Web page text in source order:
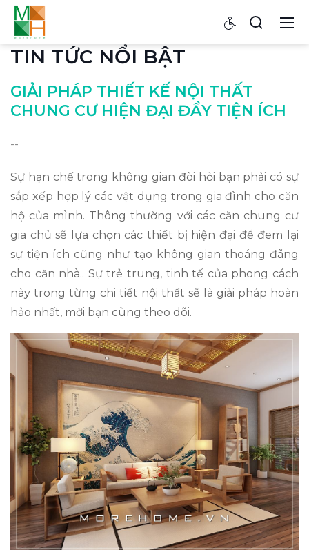
TIN TỨC NỔI BẬT
GIẢI PHÁP THIẾT KẾ NỘI THẤT
CHUNG CƯ HIỆN ĐẠI ĐẦY TIỆN ÍCH
--
Sự hạn chế trong không gian đòi hỏi bạn phải có sự
sắp xếp hợp lý các vật dụng trong gia đình cho căn
hộ của mình. Thông thường với các căn chung cư
gia chủ sẽ lựa chọn các thiết bị hiện đại để đem lại
sự tiện ích cũng như tạo không gian thoáng đãng
cho căn nhà.. Sự trẻ trung, tinh tế của phong cách
này trong từng chi tiết nội thất sẽ là giải pháp hoàn
hảo nhất, mời bạn cùng theo dõi.